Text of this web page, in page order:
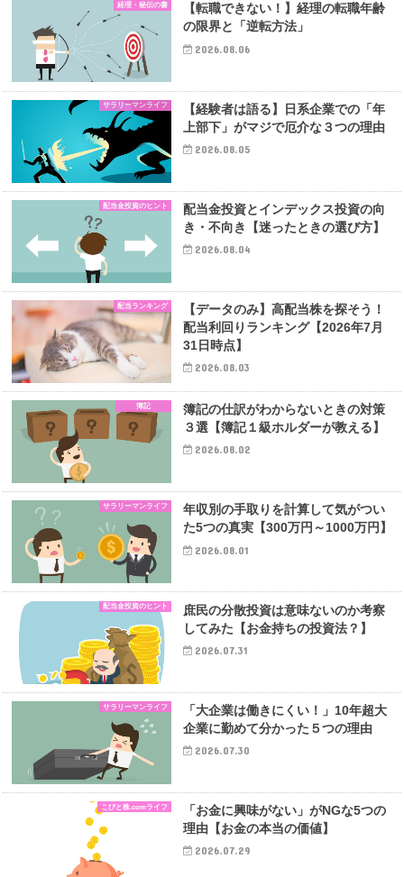
経理・秘伝の書
【転職できない！】経理の転職年齢
の限界と「逆転方法」
2026.08.06
サラリーマンライフ
【経験者は語る】日系企業での「年
上部下」がマジで厄介な３つの理由
2026.08.05
配当金投資のヒント
配当金投資とインデックス投資の向
き・不向き【迷ったときの選び方】
2026.08.04
配当ランキング
【データのみ】高配当株を探そう！
配当利回りランキング【2026年7月
31日時点】
2026.08.03
簿記
簿記の仕訳がわからないときの対策
３選【簿記１級ホルダーが教える】
2026.08.02
サラリーマンライフ
年収別の手取りを計算して気がつい
た5つの真実【300万円～1000万円】
2026.08.01
配当金投資のヒント
庶民の分散投資は意味ないのか考察
してみた【お金持ちの投資法？】
2026.07.31
サラリーマンライフ
「大企業は働きにくい！」10年超大
企業に勤めて分かった５つの理由
2026.07.30
こびと株.comライフ
「お金に興味がない」がNGな5つの
理由【お金の本当の価値】
2026.07.29